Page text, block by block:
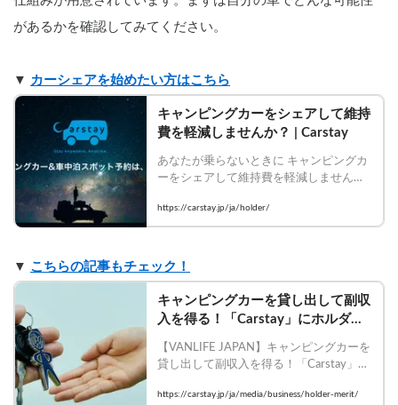
があるかを確認してみてください。
▼ カーシェアを始めたい方はこちら
キャンピングカーをシェアして維持
費を軽減しませんか？ | Carstay
あなたが乗らないときに キャンピングカ
ーをシェアして維持費を軽減しません
いゲストと、キャンピングカーをシェア
して維持費を軽減したいホルダーをつな
です。
https://carstay.jp/ja/holder/
▼ こちらの記事もチェック！
キャンピングカーを貸し出して副収
入を得る！「Carstay」にホルダー
情報発信メディアVANLIFE JAPAN
【VANLIFE JAPAN】キャンピングカーを
貸し出して副収入を得る！「Carstay」に
    #vanlifejapan #carstay #カーシェア #シ
https://carstay.jp/ja/media/business/holder-merit/